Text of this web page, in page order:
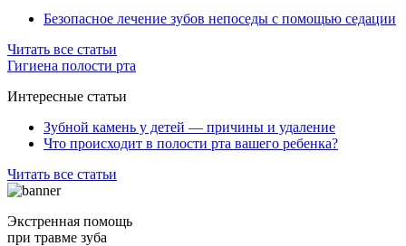
Безопасное лечение зубов непоседы с помощью седации
Читать все статьи
Гигиена полости рта
Интересные статьи
Зубной камень у детей — причины и удаление
Что происходит в полости рта вашего ребенка?
Читать все статьи
Экстренная помощь
при травме зуба